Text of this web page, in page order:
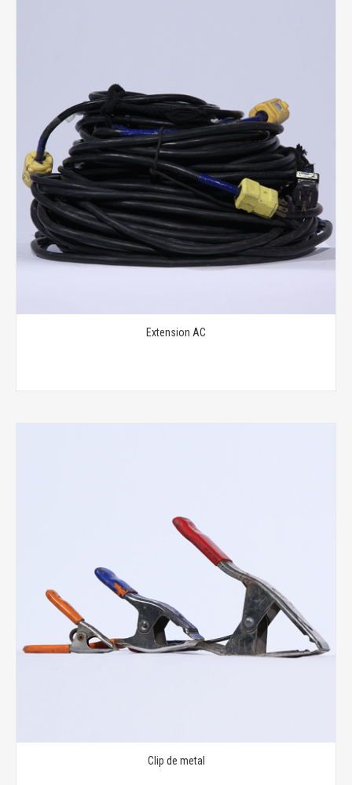
Extension AC
Clip de metal